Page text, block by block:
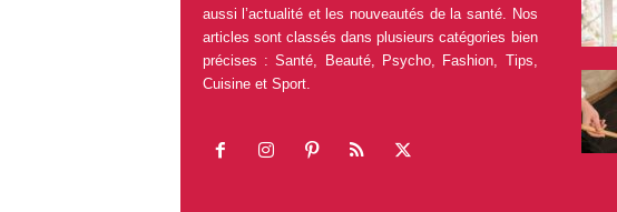
aussi l’actualité et les nouveautés de la santé. Nos
articles sont classés dans plusieurs catégories bien
précises : Santé, Beauté, Psycho, Fashion, Tips,
Cuisine et Sport.